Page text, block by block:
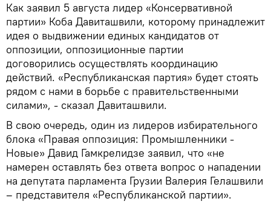
Как заявил 5 августа лидер «Консервативной
партии» Коба Давиташвили, которому принадлежит
идея о выдвижении единых кандидатов от
оппозиции, оппозиционные партии
договорились осуществлять координацию
действий. «Республиканская партия» будет стоять
рядом с нами в борьбе с правительственными
силами», - сказал Давиташвили.
В свою очередь, один из лидеров избирательного
блока «Правая оппозиция: Промышленники -
Новые» Давид Гамкрелидзе заявил, что «не
намерен оставлять без ответа вопрос о нападении
на депутата парламента Грузии Валерия Гелашвили
– представителя «Республиканской партии».